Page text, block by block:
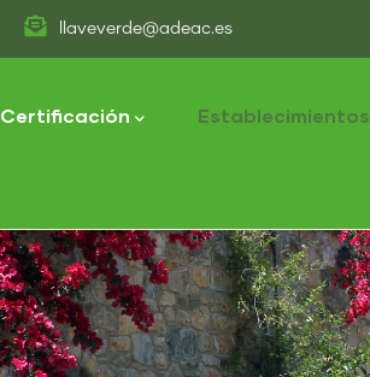
llaveverde@adeac.es
Certificación Establecimientos